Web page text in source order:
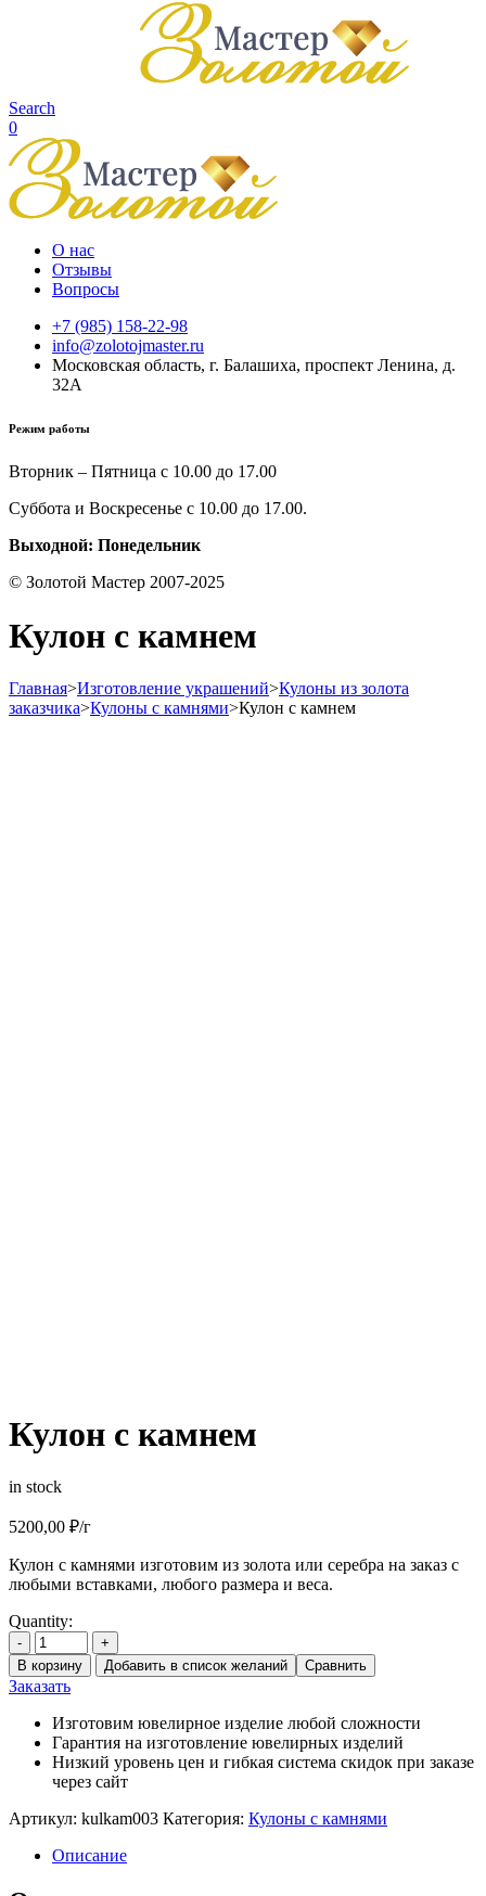
Search
0
О нас
Отзывы
Вопросы
+7 (985) 158-22-98
info@zolotojmaster.ru
Московская область, г. Балашиха, проспект Ленина, д.
32А
Режим работы
Вторник – Пятница с 10.00 до 17.00
Суббота и Воскресенье с 10.00 до 17.00.
Выходной: Понедельник
© Золотой Мастер 2007-2025
Кулон с камнем
Главная>Изготовление украшений>Кулоны из золота
заказчика>Кулоны с камнями>Кулон с камнем
Кулон с камнем
in stock
5200,00 ₽/г
Кулон с камнями изготовим из золота или серебра на заказ с
любыми вставками, любого размера и веса.
Quantity:
-
+
В корзину
Добавить в список желаний Сравнить
Заказать
Изготовим ювелирное изделие любой сложности
Гарантия на изготовление ювелирных изделий
Низкий уровень цен и гибкая система скидок при заказе
через сайт
Артикул: kulkam003 Категория: Кулоны с камнями
Описание